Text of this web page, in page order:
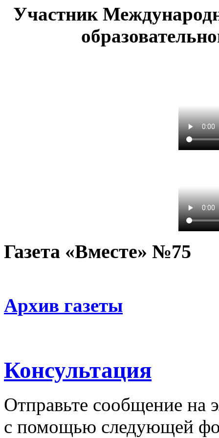
Участник
Газета «Вместе» №75
Архив газеты
Консультация
Отправьте сообщение на
с помощью следующей